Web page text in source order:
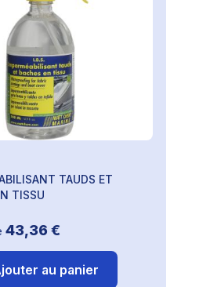
TAUDS ET
TISSU
43,36 €
au panier